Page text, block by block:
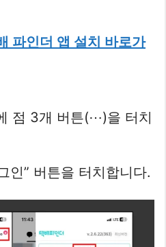
파인더 앱 설치 바로가
점 3개 버튼(⋯)을 터치
인” 버튼을 터치합니다.